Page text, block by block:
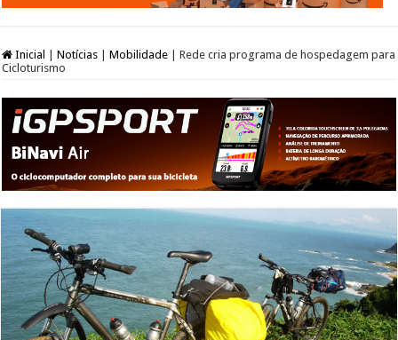
Inicial Notícias Mobilidade
Rede cria programa de hospedagem para
Cicloturismo